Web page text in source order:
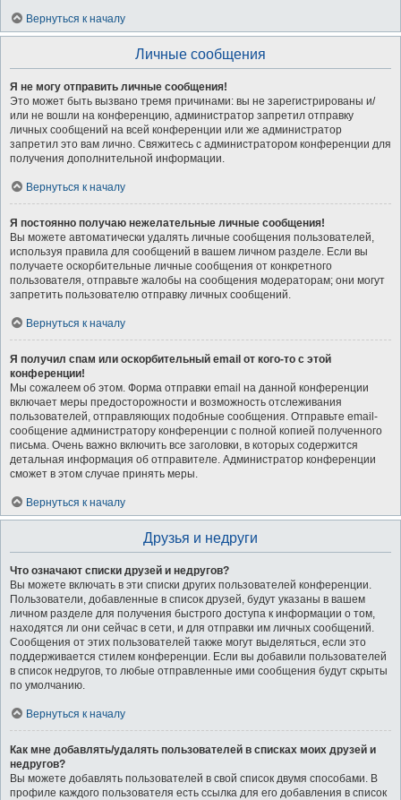
Вернуться к началу
Личные сообщения
Я не могу отправить личные сообщения!
Это может быть вызвано тремя причинами: вы не зарегистрированы и/
или не вошли на конференцию, администратор запретил отправку
личных сообщений на всей конференции или же администратор
запретил это вам лично. Свяжитесь с администратором конференции для
получения дополнительной информации.
Вернуться к началу
Я постоянно получаю нежелательные личные сообщения!
Вы можете автоматически удалять личные сообщения пользователей,
используя правила для сообщений в вашем личном разделе. Если вы
получаете оскорбительные личные сообщения от конкретного
пользователя, отправьте жалобы на сообщения модераторам; они могут
запретить пользователю отправку личных сообщений.
Вернуться к началу
Я получил спам или оскорбительный email от кого-то с этой
конференции!
Мы сожалеем об этом. Форма отправки email на данной конференции
включает меры предосторожности и возможность отслеживания
пользователей, отправляющих подобные сообщения. Отправьте email-
сообщение администратору конференции с полной копией полученного
письма. Очень важно включить все заголовки, в которых содержится
детальная информация об отправителе. Администратор конференции
сможет в этом случае принять меры.
Вернуться к началу
Друзья и недруги
Что означают списки друзей и недругов?
Вы можете включать в эти списки других пользователей конференции.
Пользователи, добавленные в список друзей, будут указаны в вашем
личном разделе для получения быстрого доступа к информации о том,
находятся ли они сейчас в сети, и для отправки им личных сообщений.
Сообщения от этих пользователей также могут выделяться, если это
поддерживается стилем конференции. Если вы добавили пользователей
в список недругов, то любые отправленные ими сообщения будут скрыты
по умолчанию.
Вернуться к началу
Как мне добавлять/удалять пользователей в списках моих друзей и
недругов?
Вы можете добавлять пользователей в свой список двумя способами. В
профиле каждого пользователя есть ссылка для его добавления в список